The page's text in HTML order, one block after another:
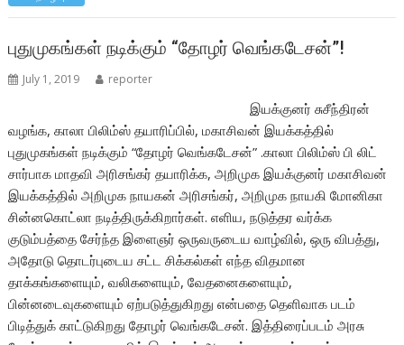
o
o
k
A
p
p
புதுமுகங்கள் நடிக்கும் “தோழர் வெங்கடேசன்”!
July 1, 2019 reporter
இயக்குனர் சுசீந்திரன்
வழங்க, காலா பிலிம்ஸ் தயாரிப்பில், மகாசிவன் இயக்கத்தில்
புதுமுகங்கள் நடிக்கும் “தோழர் வெங்கடேசன்” .காலா பிலிம்ஸ் பி லிட்
சார்பாக மாதவி அரிசங்கர் தயாரிக்க, அறிமுக இயக்குனர் மகாசிவன்
இயக்கத்தில் அறிமுக நாயகன் அரிசங்கர், அறிமுக நாயகி மோனிகா
சின்னகொட்லா நடித்திருக்கிறார்கள். எளிய, நடுத்தர வர்க்க
குடும்பத்தை சேர்ந்த இளைஞர் ஒருவருடைய வாழ்வில், ஒரு விபத்து,
அதோடு தொடர்புடைய சட்ட சிக்கல்கள் எந்த விதமான
தாக்கங்களையும், வலிகளையும், வேதனைகளையும்,
பின்னடைவுகளையும் ஏற்படுத்துகிறது என்பதை தெளிவாக படம்
பிடித்துக் காட்டுகிறது தோழர் வெங்கடேசன். இத்திரைப்படம் அரசு